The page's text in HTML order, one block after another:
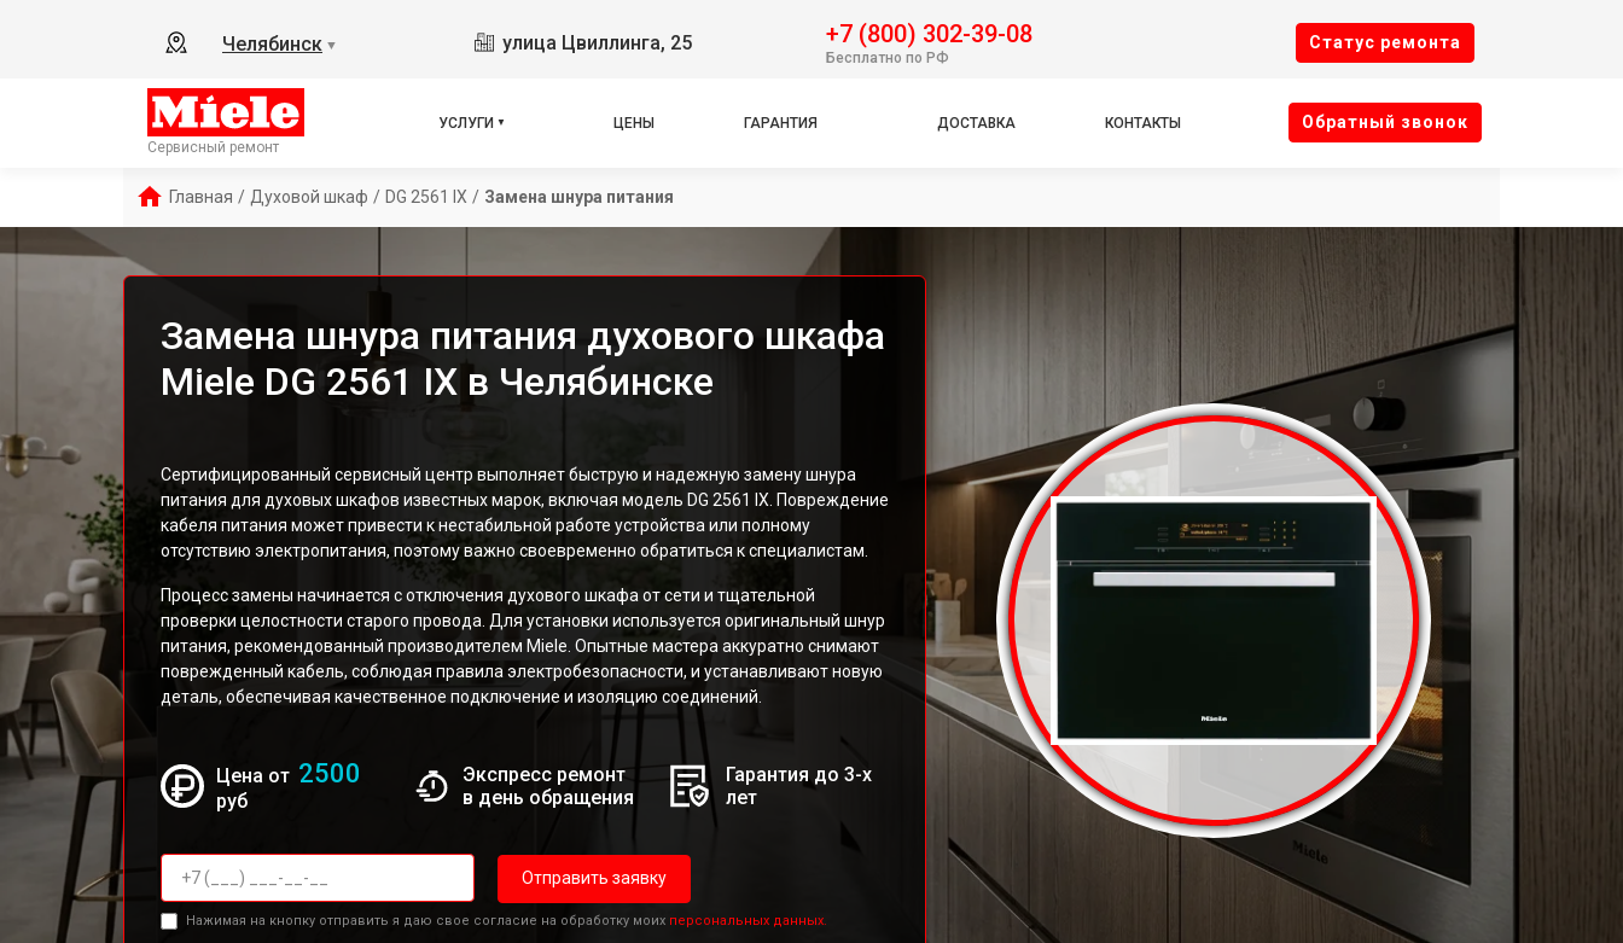
Челябинск ▼ улица Цвиллинга, 25 +7 (800) 302-39-08
Бесплатно по РФ
Cтатус ремонта
Сервисный ремонт
УСЛУГИ ЦЕНЫ ГАРАНТИЯ ДОСТАВКА КОНТАКТЫ Oбратный звонок
Главная / Духовой шкаф / DG 2561 IX / Замена шнура питания
Замена шнура питания духового шкафа
Miele DG 2561 IX в Челябинске
Сертифицированный сервисный центр выполняет быструю и надежную замену шнура
питания для духовых шкафов известных марок, включая модель DG 2561 IX. Повреждение
кабеля питания может привести к нестабильной работе устройства или полному
отсутствию электропитания, поэтому важно своевременно обратиться к специалистам.
Процесс замены начинается с отключения духового шкафа от сети и тщательной
проверки целостности старого провода. Для установки используется оригинальный шнур
питания, рекомендованный производителем Miele. Опытные мастера аккуратно снимают
поврежденный кабель, соблюдая правила электробезопасности, и устанавливают новую
деталь, обеспечивая качественное подключение и изоляцию соединений.
Цена от 2500
руб
Экспресс ремонт
в день обращения
Гарантия до 3-х
лет
Отправить заявку
Нажимая на кнопку отправить я даю свое согласие на обработку моих персональных данных.